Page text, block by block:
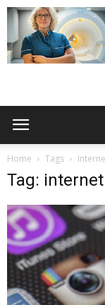
Home Tags
Tag: internet